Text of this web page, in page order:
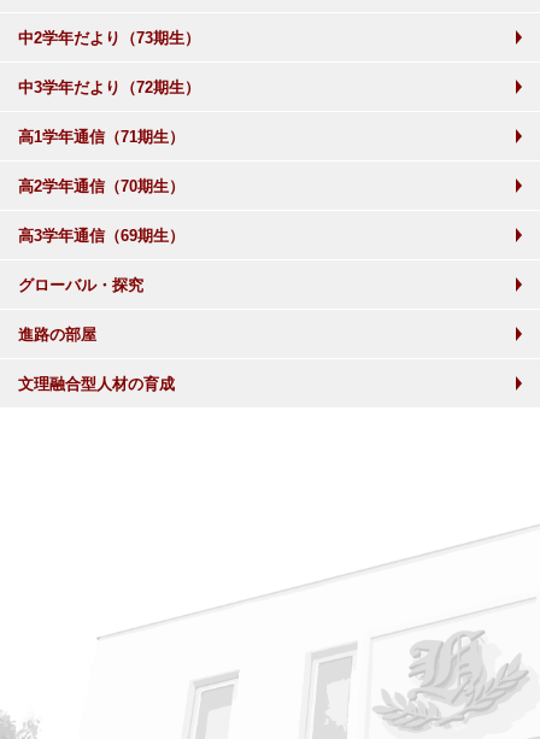
中2学年だより（73期生）
中3学年だより（72期生）
高1学年通信（71期生）
高2学年通信（70期生）
高3学年通信（69期生）
グローバル・探究
進路の部屋
文理融合型人材の育成